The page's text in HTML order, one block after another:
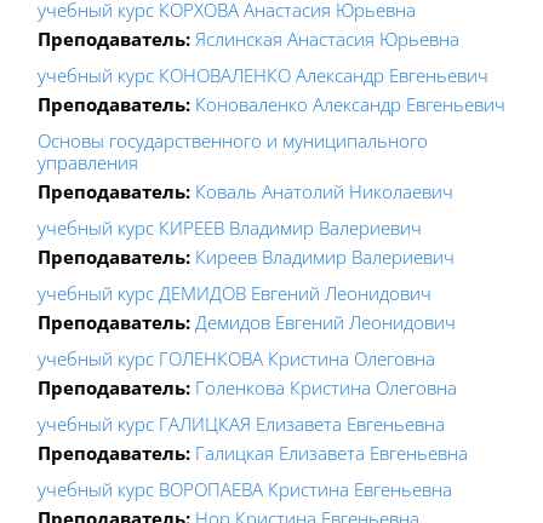
учебный курс КОРХОВА Анастасия Юрьевна
Преподаватель: Яслинская Анастасия Юрьевна
учебный курс КОНОВАЛЕНКО Александр Евгеньевич
Преподаватель: Коноваленко Александр Евгеньевич
Основы государственного и муниципального
управления
Преподаватель: Коваль Анатолий Николаевич
учебный курс КИРЕЕВ Владимир Валериевич
Преподаватель: Киреев Владимир Валериевич
учебный курс ДЕМИДОВ Евгений Леонидович
Преподаватель: Демидов Евгений Леонидович
учебный курс ГОЛЕНКОВА Кристина Олеговна
Преподаватель: Голенкова Кристина Олеговна
учебный курс ГАЛИЦКАЯ Елизавета Евгеньевна
Преподаватель: Галицкая Елизавета Евгеньевна
учебный курс ВОРОПАЕВА Кристина Евгеньевна
Преподаватель: Нор Кристина Евгеньевна